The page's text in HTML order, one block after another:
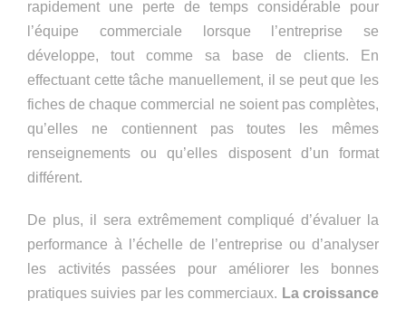
rapidement une perte de temps considérable pour
l’équipe commerciale lorsque l’entreprise se
développe, tout comme sa base de clients. En
effectuant cette tâche manuellement, il se peut que les
fiches de chaque commercial ne soient pas complètes,
qu’elles ne contiennent pas toutes les mêmes
renseignements ou qu’elles disposent d’un format
différent.
De plus, il sera extrêmement compliqué d’évaluer la
performance à l’échelle de l’entreprise ou d’analyser
les activités passées pour améliorer les bonnes
pratiques suivies par les commerciaux. La croissance